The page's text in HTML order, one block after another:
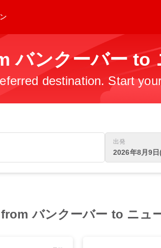
バンクーバー to
destination. Start
出発
2026年8月9日
バンクーバー to ニュ